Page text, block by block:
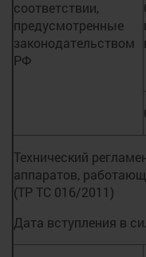
соответствии,
предусмотренные
законодательством
РФ
Технический
аппаратов,
(ТР ТС 016/2011)
Дата вступления в